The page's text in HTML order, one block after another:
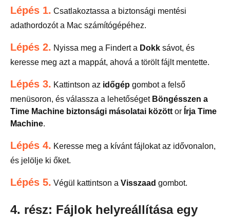
Lépés 1. Csatlakoztassa a biztonsági mentési
adathordozót a Mac számítógépéhez.
Lépés 2. Nyissa meg a Findert a Dokk sávot, és
keresse meg azt a mappát, ahová a törölt fájlt mentette.
Lépés 3. Kattintson az időgép gombot a felső
menüsoron, és válassza a lehetőséget Böngésszen a
Time Machine biztonsági másolatai között or Írja Time
Machine.
Lépés 4. Keresse meg a kívánt fájlokat az idővonalon,
és jelölje ki őket.
Lépés 5. Végül kattintson a Visszaad gombot.
4. rész: Fájlok helyreállítása egy